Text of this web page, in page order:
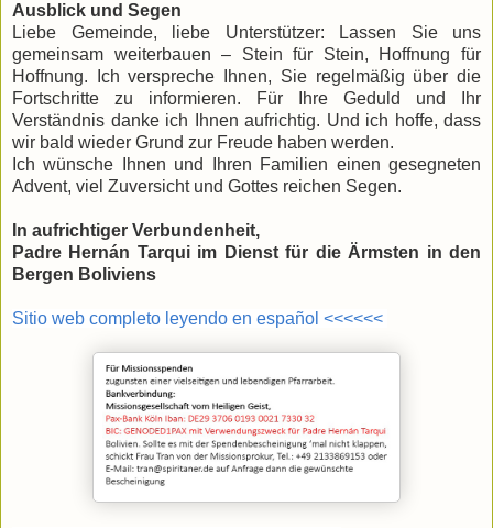
Ausblick und Segen
Liebe Gemeinde, liebe Unterstützer: Lassen Sie uns
gemeinsam weiterbauen – Stein für Stein, Hoffnung für
Hoffnung. Ich verspreche Ihnen, Sie regelmäßig über die
Fortschritte zu informieren. Für Ihre Geduld und Ihr
Verständnis danke ich Ihnen aufrichtig. Und ich hoffe, dass
wir bald wieder Grund zur Freude haben werden.
Ich wünsche Ihnen und Ihren Familien einen gesegneten
Advent, viel Zuversicht und Gottes reichen Segen.
In aufrichtiger Verbundenheit,
Padre Hernán Tarqui im Dienst für die Ärmsten in den
Bergen Boliviens
Sitio web completo leyendo en español <<<<<<